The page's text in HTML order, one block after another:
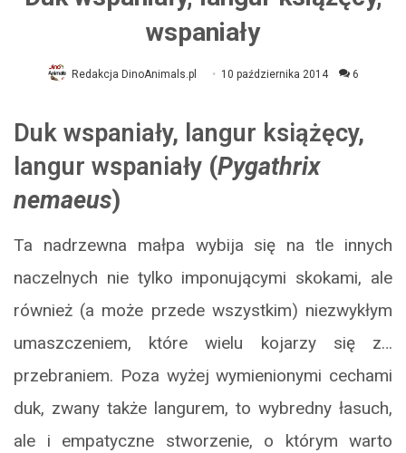
wspaniały
Redakcja DinoAnimals.pl 10 października 2014 6
Duk wspaniały, langur książęcy,
langur wspaniały (Pygathrix
nemaeus)
Ta nadrzewna małpa wybija się na tle innych
naczelnych nie tylko imponującymi skokami, ale
również (a może przede wszystkim) niezwykłym
umaszczeniem, które wielu kojarzy się z…
przebraniem. Poza wyżej wymienionymi cechami
duk, zwany także langurem, to wybredny łasuch,
ale i empatyczne stworzenie, o którym warto